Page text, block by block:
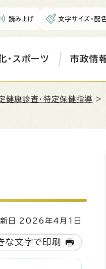
読み上げ 文字サイズ・配色
・スポーツ 市政情
健康診査・特定保健指導 >
日 2026年4月1日
な文字で印刷